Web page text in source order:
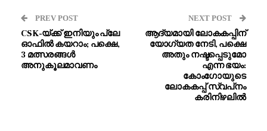
PREV POST
CSK-യ്ക്ക് ഇനിയും പ്ലേ
ഓഫിൽ കയറാം; പക്ഷെ,
3 മത്സരങ്ങൾ
അനുകൂലമാവണം
NEXT POST
ആദ്യമായി ലോകകപ്പിന്
യോഗ്യത നേടി, പക്ഷെ
അതും നഷ്ടപ്പെടുമോ
എന്ന ഭയം:
കോംഗോയുടെ
ലോകകപ്പ് സ്വപ്‌നം
കരിനിഴലിൽ